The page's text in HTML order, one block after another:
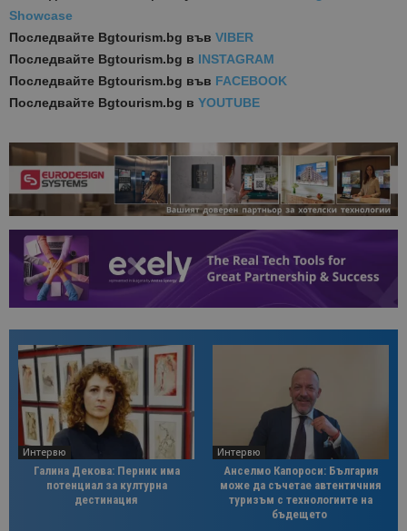
Showcase
Последвайте Bgtourism.bg във VIBER
Последвайте Bgtourism.bg в INSTAGRAM
Последвайте Bgtourism.bg във FACEBOOK
Последвайте Bgtourism.bg в YOUTUBE
Интервю
Галина Декова: Перник има
потенциал за културна
дестинация
Интервю
Анселмо Капороси: България
може да съчетае автентичния
туризъм с технологиите на
бъдещето